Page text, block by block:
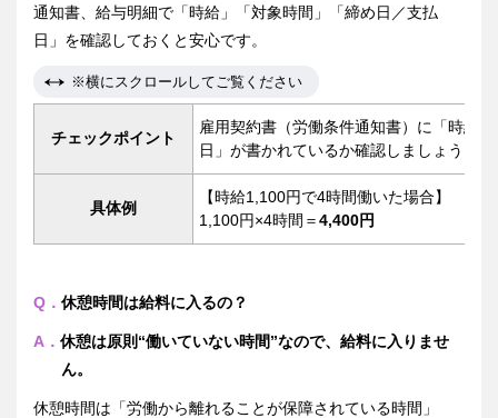
通知書、給与明細で「時給」「対象時間」「締め日／支払
日」を確認しておくと安心です。
※横にスクロールしてご覧ください
チェックポイント
雇用契約書（労働条件通知書）に「時給
日」が書かれているか確認しましょう。
具体例
【時給1,100円で4時間働いた場合】
1,100円×4時間＝4,400円
Q． 休憩時間は給料に入るの？
A． 休憩は原則“働いていない時間”なので、給料に入りませ
ん。
休憩時間は「労働から離れることが保障されている時間」